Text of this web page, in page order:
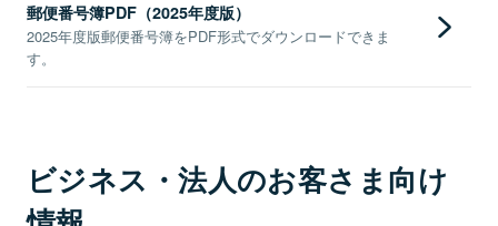
郵便番号簿PDF（2025年度版）
2025年度版郵便番号簿をPDF形式でダウンロードできま
す。
ビジネス・法人のお客さま向け